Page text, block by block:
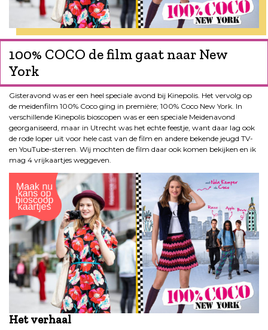
100% COCO de film gaat naar New
York
Gisteravond was er een heel speciale avond bij Kinepolis. Het vervolg op
de meidenfilm 100% Coco ging in première; 100% Coco New York. In
verschillende Kinepolis bioscopen was er een speciale Meidenavond
georganiseerd, maar in Utrecht was het echte feestje, want daar lag ook
de rode loper uit voor hele cast van de film en andere bekende jeugd TV-
en YouTube-sterren. Wij mochten de film daar ook komen bekijken en ik
mag 4 vrijkaartjes weggeven.
Het verhaal